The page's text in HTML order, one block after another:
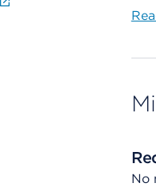
No